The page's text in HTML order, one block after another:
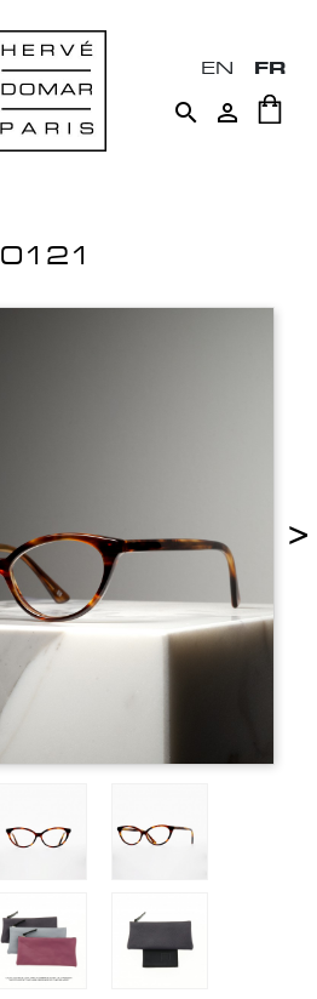
EN FR
 
0121
>